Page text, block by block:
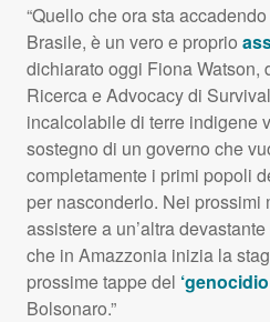
“Quello che ora sta
Brasile, è un vero e proprio
dichiarato oggi Fiona Watson,
Ricerca e Advocacy di
incalcolabile di terre indigene
sostegno di un governo che
completamente i primi popoli
per nasconderlo. Nei prossimi
assistere a un’altra
che in Amazzonia inizia la
prossime tappe del
Bolsonaro.”